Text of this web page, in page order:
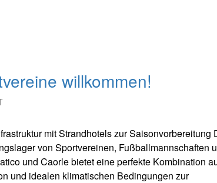
willkommen!
mit Strandhotels zur Saisonvorbereitung
von Sportvereinen, Fußballmannschaften
und Caorle bietet eine perfekte Kombination
und idealen klimatischen Bedingungen zur